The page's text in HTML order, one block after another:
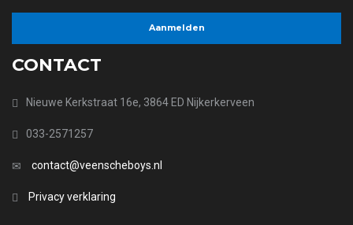
CONTACT
Nieuwe Kerkstraat 16e, 3864 ED Nijkerkerveen
033-2571257
contact@veenscheboys.nl
Privacy verklaring